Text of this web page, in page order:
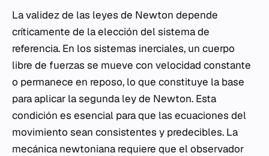
La validez de las leyes de Newton depende
críticamente de la elección del sistema de
referencia. En los sistemas inerciales, un cuerpo
libre de fuerzas se mueve con velocidad constante
o permanece en reposo, lo que constituye la base
para aplicar la segunda ley de Newton. Esta
condición es esencial para que las ecuaciones del
movimiento sean consistentes y predecibles. La
mecánica newtoniana requiere que el observador